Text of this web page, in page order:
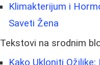
Klimakterijum i
Saveti Žena
Tekstovi na srodnim
Kako Ukloniti